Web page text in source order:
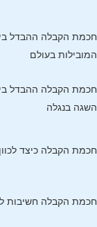
חכמת הקבלה ההבדל
המובילות בעולם
חכמת הקבלה ההבדל
השגה בנגלה
חכמת הקבלה כיצד
חכמת הקבלה חשיבות